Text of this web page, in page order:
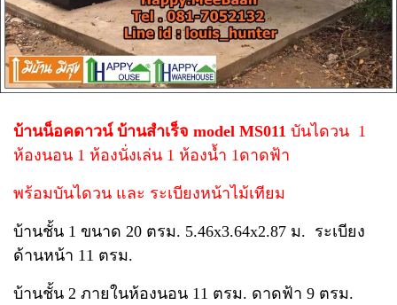
บ้านน็อคดาวน์ บ้านสำเร็จ model MS011 บันไดวน 1
ห้องนอน 1 ห้องนั่งเล่น 1 ห้องน้ำ 1ดาดฟ้า
พร้อมบันไดวน และ ระเบียงหน้าไม้เทียม
บ้านชั้น 1 ขนาด 20 ตรม. 5.46x3.64x2.87 ม. ระเบียง
ด้านหน้า 11 ตรม.
บ้านชั้น 2 ภายในห้องนอน 11 ตรม. ดาดฟ้า 9 ตรม.